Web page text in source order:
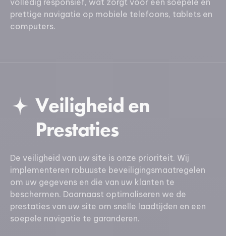
volledig responsief, wat zorgt voor een soepele en
prettige navigatie op mobiele telefoons, tablets en
computers.
Veiligheid en
Prestaties
De veiligheid van uw site is onze prioriteit. Wij
implementeren robuuste beveiligingsmaatregelen
om uw gegevens en die van uw klanten te
beschermen. Daarnaast optimaliseren we de
prestaties van uw site om snelle laadtijden en een
soepele navigatie te garanderen.